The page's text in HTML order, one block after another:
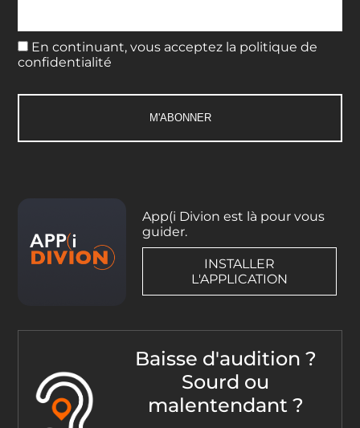
En continuant, vous acceptez la politique de
confidentialité
App(i Divion est là pour vous
guider.
INSTALLER
L'APPLICATION
Baisse d'audition ?
Sourd ou
malentendant ?